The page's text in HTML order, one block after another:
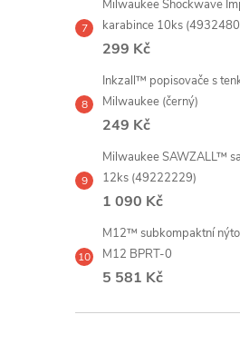
Milwaukee Shockwave
karabince 10ks
299 Kč
Inkzall™ popisovače s
Milwaukee (černý)
249 Kč
Milwaukee SAWZALL™
12ks (49222229)
1 090 Kč
M12™ subkompaktní
M12 BPRT-0
5 581 Kč